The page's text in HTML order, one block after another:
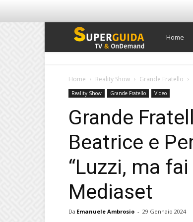
Super
TV
Home
Home Reality Show Grande Fratello
Reality Show Grande Fratello Video
Grande
Beatrice e
“Luzzi, ma
Mediaset
Da Emanuele Ambrosio - 29 Gennaio 2024